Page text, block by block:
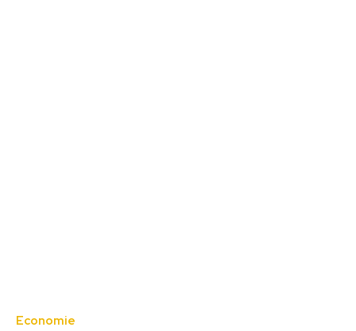
Economie